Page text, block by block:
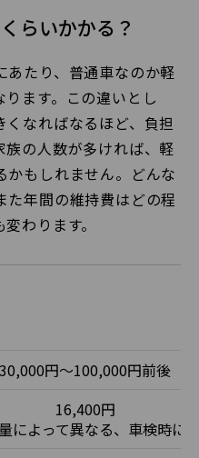
らいかかる？
あたり、普通車なのか軽
ます。この違いとし
なればなるほど、負担
の人数が多ければ、軽
かもしれません。どんな
た年間の維持費はどの程
わります。
30,000円～100,000円前後
16,400円
によって異なる、車検時に